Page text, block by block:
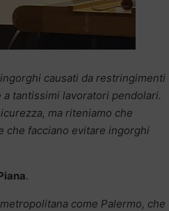
causati da restringimenti
tantissimi lavoratori pendolari.
ma riteniamo che
che facciano evitare ingorghi
.
come Palermo, che